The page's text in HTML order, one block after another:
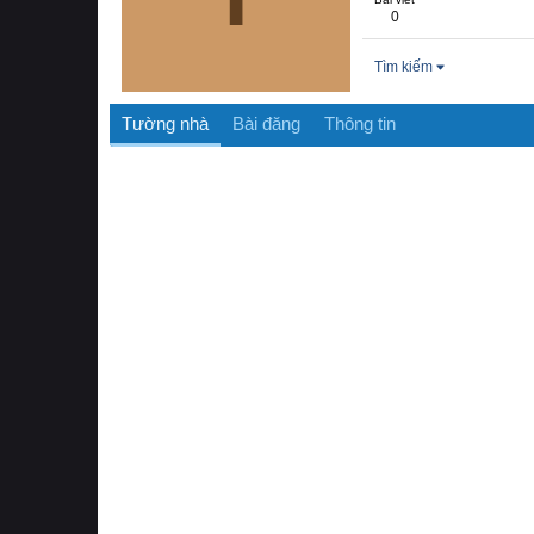
0
Tìm kiếm
Tường nhà Bài đăng Thông tin